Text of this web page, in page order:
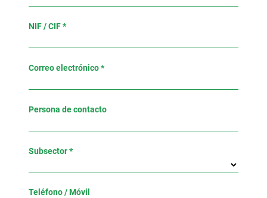
NIF / CIF *
Correo electrónico *
Persona de contacto
Subsector *
Teléfono / Móvil